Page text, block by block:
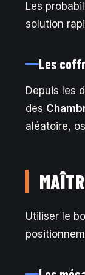
Les
solution
Les
Depuis les
des
aléatoire,
Utiliser le